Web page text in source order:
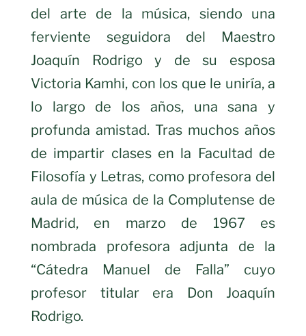
del arte de la música, siendo una
ferviente seguidora del Maestro
Joaquín Rodrigo y de su esposa
Victoria Kamhi, con los que le uniría, a
lo largo de los años, una sana y
profunda amistad. Tras muchos años
de impartir clases en la Facultad de
Filosofía y Letras, como profesora del
aula de música de la Complutense de
Madrid, en marzo de 1967 es
nombrada profesora adjunta de la
“Cátedra Manuel de Falla” cuyo
profesor titular era Don Joaquín
Rodrigo.